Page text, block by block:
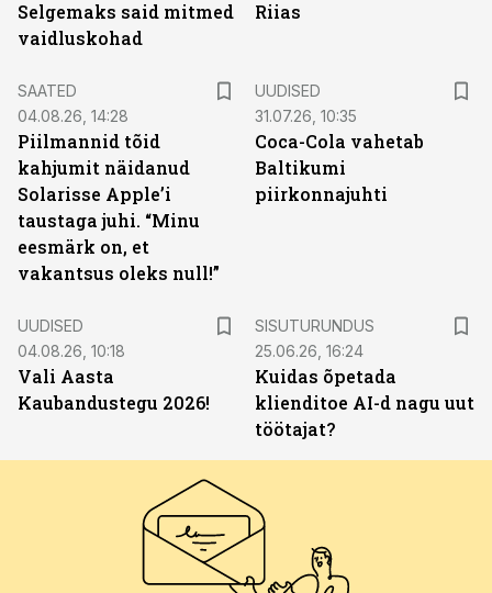
Selgemaks said mitmed
vaidluskohad
Riias
SAATED
04.08.26, 14:28
Piilmannid tõid
kahjumit näidanud
Solarisse Apple’i
taustaga juhi. “Minu
eesmärk on, et
vakantsus oleks null!”
UUDISED
31.07.26, 10:35
Coca-Cola vahetab
Baltikumi
piirkonnajuhti
UUDISED
04.08.26, 10:18
Vali Aasta
Kaubandustegu 2026!
SISUTURUNDUS
25.06.26, 16:24
Kuidas õpetada
klienditoe AI-d nagu uut
töötajat?